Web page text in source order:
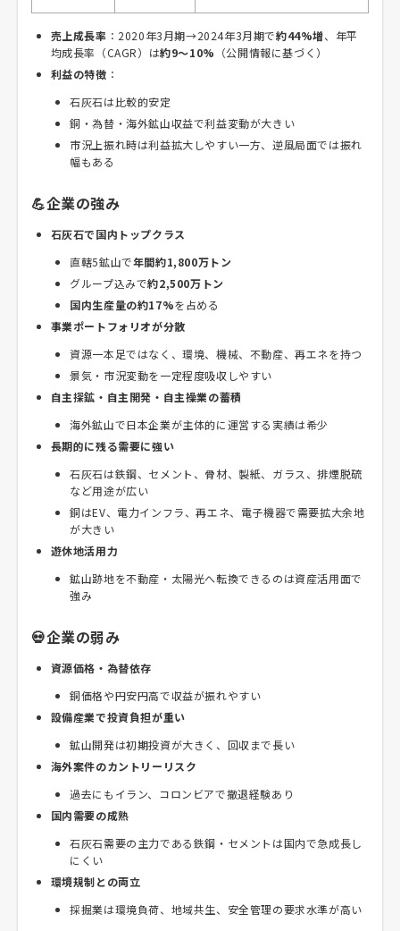
売上成長率 ：2020年3月期→2024年3月期で約44%増、年平
均成長率（CAGR）は約9～10% （公開情報に基づく）
利益の特徴 ：
石灰石は比較的安定
銅・為替・海外鉱山収益で利益変動が大きい
市況上振れ時は利益拡大しやすい一方、逆風局面では振れ
幅もある
💪企業の強み
石灰石で国内トップクラス
直轄5鉱山で年間約1,800万トン
グループ込みで約2,500万トン
国内生産量の約17%を占める
事業ポートフォリオが分散
資源一本足ではなく、環境、機械、不動産、再エネを持つ
景気・市況変動を一定程度吸収しやすい
自主探鉱・自主開発・自主操業の蓄積
海外鉱山で日本企業が主体的に運営する実績は希少
長期的に残る需要に強い
石灰石は鉄鋼、セメント、骨材、製紙、ガラス、排煙脱硫
など用途が広い
銅はEV、電力インフラ、再エネ、電子機器で需要拡大余地
が大きい
遊休地活用力
鉱山跡地を不動産・太陽光へ転換できるのは資産活用面で
強み
💀企業の弱み
資源価格・為替依存
銅価格や円安円高で収益が振れやすい
設備産業で投資負担が重い
鉱山開発は初期投資が大きく、回収まで長い
海外案件のカントリーリスク
過去にもイラン、コロンビアで撤退経験あり
国内需要の成熟
石灰石需要の主力である鉄鋼・セメントは国内で急成長し
にくい
環境規制との両立
採掘業は環境負荷、地域共生、安全管理の要求水準が高い